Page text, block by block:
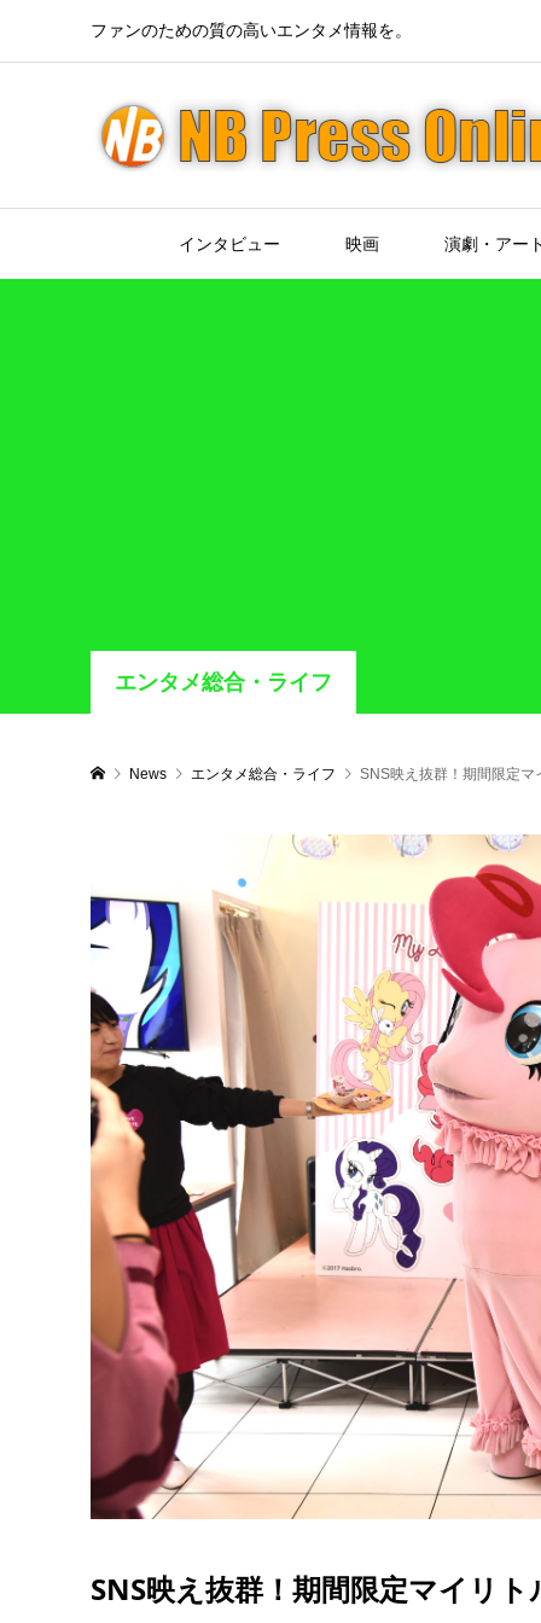
ファンのための質の高いエンタメ情報を。
インタビュー 映画 演劇・アー
エンタメ総合・ライフ
News エンタメ総合・ライフ SNS映え抜群！期間限定マ
SNS映え抜群！期間限定マイリ